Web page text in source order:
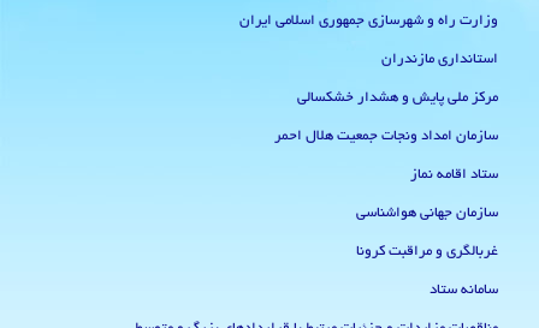
وزارت راه و شهرسازی جمهوری اسلامی ایران
استانداری مازندران
مرکز ملی پایش و هشدار خشکسالی
سازمان امداد ونجات جمعیت هلال احمر
ستاد اقامه نماز
سازمان جهانی هواشناسی
غربالگری و مراقبت کرونا
سامانه ستاد